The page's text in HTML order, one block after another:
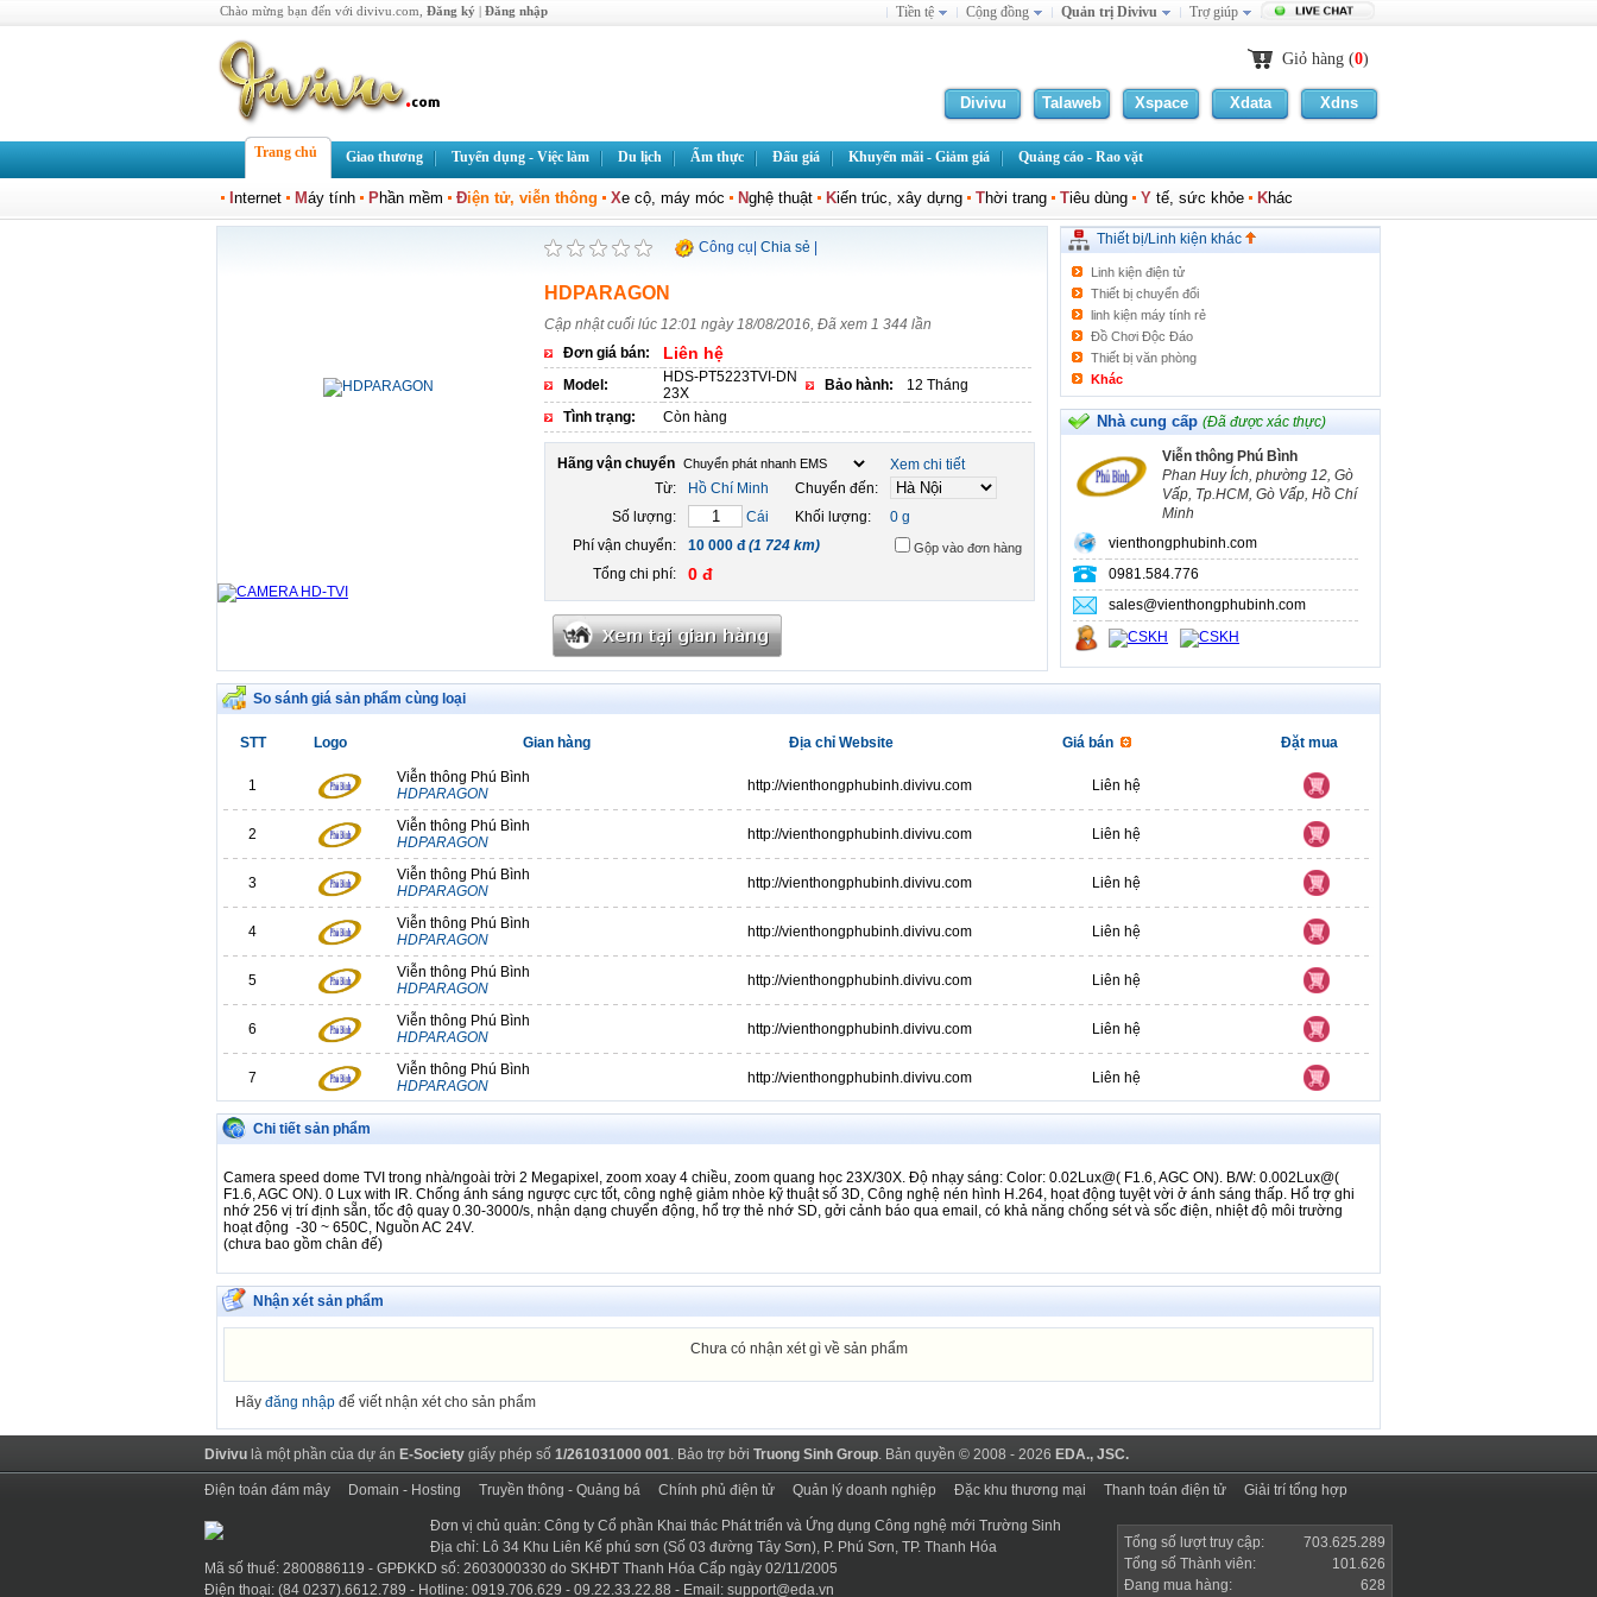
Chào mừng bạn đến với divivu.com, Đăng ký | Đăng nhập Tiền tệ Cộng đồng Quản trị Divivu Trợ giúp
Giỏ hàng (0)
Divivu Talaweb Xspace Xdata Xdns
Trang chủ Giao thương Tuyển dụng - Việc làm Du lịch Ẩm thực Đấu giá Khuyến mãi - Giảm giá Quảng cáo - Rao vặt
nternet Máy tính Phần mềm Điện tử, viễn thông Xe cộ, máy móc Nghệ thuật Kiến trúc, xây dựng Thời trang Tiêu dùng Y tế, sức khỏe Khác
Chia sẻ
Công cụ
HDPARAGON
Cập nhật cuối lúc 12:01 ngày 18/08/2016, Đã xem 1 344 lần
Đơn giá bán:
Liên hệ
Model:
HDS-PT5223TVI-DN
23X
Bảo hành:
12 Tháng
Tình trạng:
Còn hàng
Hãng vận chuyển
Xem chi tiết
Từ:
Hồ Chí Minh
Chuyển đến:
Số lượng:
Cái Khối lượng:
0 g
Phí vận chuyển:
10 000 đ(1 724 km) Gộp vào đơn hàng
Tổng chi phí: 0 đ
Thiết bị/Linh kiện khác
Linh kiên-Đồ chơi ôtô
Bảng điện tử/Quảng cáo
cân điện tử
Đèn Laser
Thiết bị chống sét
Máy ghi âm điện thoại
Linh kiện điện tử
Thiết bị chuyển đổi
linh kiện máy tính rẻ
Đồ Chơi Độc Đáo
Thiết bị văn phòng
Khác
Nhà cung cấp (Đã được xác thực)
Viễn thông Phú Bình
Phan Huy Ích, phường 12, Gò
Vấp, Tp.HCM, Gò Vấp, Hồ Chí
Minh
vienthongphubinh.com
0981.584.776
sales@vienthongphubinh.com
So sánh giá sản phẩm cùng loại
STT Logo Gian hàng Địa chỉ Website Giá bán Đặt mua
1
Viễn thông Phú Bình
HDPARAGON
http://vienthongphubinh.divivu.com Liên hệ
2
Viễn thông Phú Bình
HDPARAGON
http://vienthongphubinh.divivu.com Liên hệ
3
Viễn thông Phú Bình
HDPARAGON
http://vienthongphubinh.divivu.com Liên hệ
4
Viễn thông Phú Bình
HDPARAGON
http://vienthongphubinh.divivu.com Liên hệ
5
Viễn thông Phú Bình
HDPARAGON
http://vienthongphubinh.divivu.com Liên hệ
6
Viễn thông Phú Bình
HDPARAGON
http://vienthongphubinh.divivu.com Liên hệ
7
Viễn thông Phú Bình
HDPARAGON
http://vienthongphubinh.divivu.com Liên hệ
8
Viễn thông Phú Bình
9
Viễn thông Phú Bình
HDPARAGON
http://vienthongphubinh.divivu.com Liên hệ
10
Viễn thông Phú Bình
HDPARAGON
11 http://vienthongphubinh.divivu.com Liên hệ
12
Viễn thông Phú Bình
HDPARAGON
http://vienthongphubinh.divivu.com Liên hệ
HDPARAGON
Viễn thông Phú Bình
HDPARAGON
15
Viễn thông Phú Bình
HDPARAGON
http://vienthongphubinh.divivu.com Liên hệ
HDPARAGON
http://vienthongphubinh.divivu.com
17
Viễn thông Phú Bình
HDPARAGON
http://vienthongphubinh.divivu.com Liên hệ
Chi tiết sản phẩm
Camera speed dome TVI trong nhà/ngoài trời 2 Megapixel, zoom xoay 4 chiều, zoom quang học 23X/30X. Độ nhạy sáng: Color: 0.02Lux@( F1.6, AGC ON). B/W: 0.002Lux@(
F1.6, AGC ON). 0 Lux with IR. Chống ánh sáng ngược cực tốt, công nghệ giảm nhòe kỹ thuật số 3D, Công nghệ nén hình H.264, họat động tuyệt vời ở ánh sáng thấp. Hổ trợ ghi
nhớ 256 vị trí định sẵn, tốc độ quay 0.30-3000/s, nhận dạng chuyển động, hổ trợ thẻ nhớ SD, gởi cảnh báo qua email, có khả năng chống sét và sốc điện, nhiệt độ môi trường
hoạt động -30 ~ 650C, Nguồn AC 24V.
(chưa bao gồm chân đế)
Nhận xét sản phẩm
Chưa có nhận xét gì về sản phẩm
Hãy đăng nhập để viết nhận xét cho sản phẩm
Divivu là một phần của dự án E-Society giấy phép số 1/261031000 001. Bảo trợ bởi Truong Sinh Group. Bản quyền © 2008 - 2026 EDA., JSC.
Điện toán đám mây Domain - Hosting Truyền thông - Quảng bá Chính phủ điện tử Quản lý doanh nghiệp Đặc khu thương mại Thanh toán điện tử Giải trí tổng hợp
Tổng số lượt truy cập:
703.625.289
Tổng số Thành viên:
101.626
Đang mua hàng:
628
Đơn vị chủ quản: Công ty Cổ phần Khai thác Phát triển và Ứng dụng Công nghệ mới Trường Sinh
Địa chỉ: Lô 34 Khu Liên Kế phú sơn (Số 03 đường Tây Sơn), P. Phú Sơn, TP. Thanh Hóa
Mã số thuế: 2800886119 - GPĐKKD số: 2603000330 do SKHĐT Thanh Hóa Cấp ngày 02/11/2005
Điện thoại: (84 0237).6612.789 - Hotline: 0919.706.629 - 09.22.33.22.88 - Email: support@eda.vn